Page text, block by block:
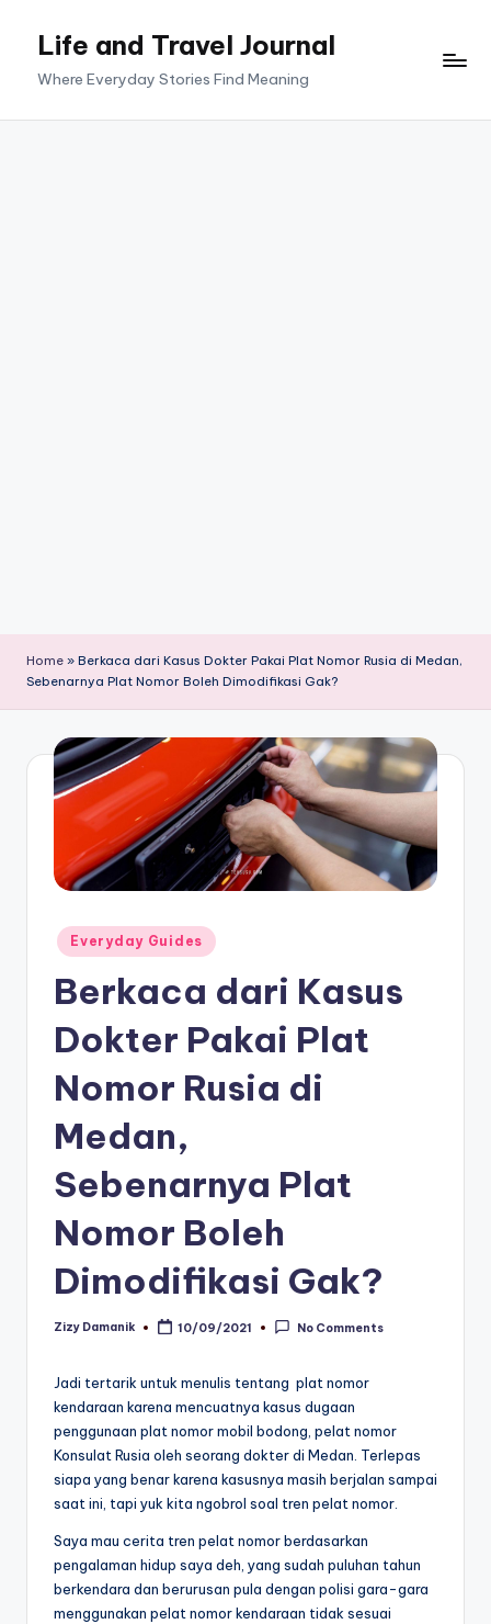
Life and Travel Journal
Where Everyday Stories Find Meaning
Home » Berkaca dari Kasus Dokter Pakai Plat Nomor Rusia di Medan,
Sebenarnya Plat Nomor Boleh Dimodifikasi Gak?
Posted
in
Everyday Guides
Berkaca dari Kasus
Dokter Pakai Plat
Nomor Rusia di
Medan,
Sebenarnya Plat
Nomor Boleh
Dimodifikasi Gak?
Posted
Zizy Damanik 10/09/2021 No Comments
Jadi tertarik untuk menulis tentang plat nomor
kendaraan karena mencuatnya kasus dugaan
penggunaan plat nomor mobil bodong, pelat nomor
Konsulat Rusia oleh seorang dokter di Medan. Terlepas
siapa yang benar karena kasusnya masih berjalan sampai
saat ini, tapi yuk kita ngobrol soal tren pelat nomor.
Saya mau cerita tren pelat nomor berdasarkan
pengalaman hidup saya deh, yang sudah puluhan tahun
berkendara dan berurusan pula dengan polisi gara-gara
menggunakan pelat nomor kendaraan tidak sesuai